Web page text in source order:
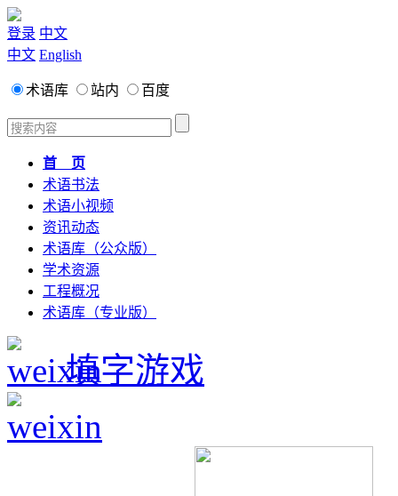
登录 中文
中文 English
术语库 站内 百度
首 页
术语书法
术语小视频
资讯动态
术语库（公众版）
学术资源
工程概况
术语库（专业版）
填字游戏